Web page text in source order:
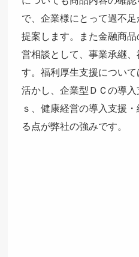
で、企業様にとって過不
提案します。また金融商
営相談として、事業承継
す。福利厚生支援につい
活かし、企業型ＤＣの導
ｓ、健康経営の導入支援
る点が弊社の強みです。